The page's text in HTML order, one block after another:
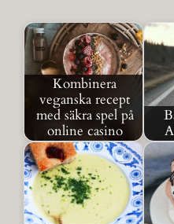
Kombinera
veganska recept
med säkra spel på
online casino